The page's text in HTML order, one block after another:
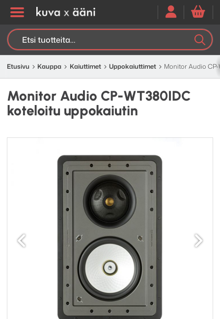
Etsi:
Etusivu Kauppa Kaiuttimet Uppokaiuttimet Monitor Audio
Monitor Audio CP-WT380IDC
koteloitu uppokaiutin